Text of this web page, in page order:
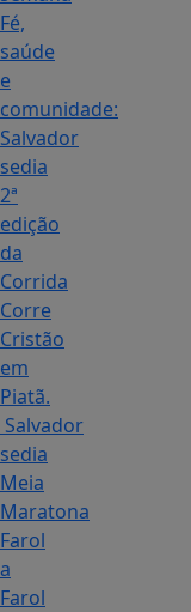
Fé,
saúde
e
comunidade:
Salvador
sedia
2ª
edição
da
Corrida
Corre
Cristão
em
Piatã.
Salvador
sedia
Meia
Maratona
Farol
a
Farol